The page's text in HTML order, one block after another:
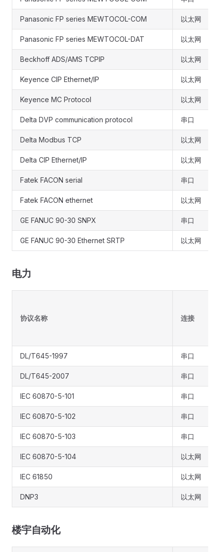
Panasonic FP series MEWTOCOL-COM 以太网
Panasonic FP series MEWTOCOL-DAT 以太网
Beckhoff ADS/AMS TCPIP 以太网
Keyence CIP Ethernet/IP 以太网
Keyence MC Protocol 以太网
Delta DVP communication protocol 串口
Delta Modbus TCP 以太网
Delta CIP Ethernet/IP 以太网
Fatek FACON serial 串口
Fatek FACON ethernet 以太网
GE FANUC 90-30 SNPX 串口
GE FANUC 90-30 Ethernet SRTP 以太网
电力
协议名称 连接
DL/T645-1997 串口
DL/T645-2007 串口
IEC 60870-5-101 串口
IEC 60870-5-102 串口
IEC 60870-5-103 串口
IEC 60870-5-104 以太网
IEC 61850 以太网
DNP3 以太网
楼宇自动化